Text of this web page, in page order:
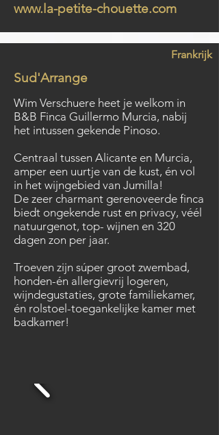
www.la-petite-chouette.com
Frankrijk
Sud'Arrange
Wim Verschuere heet je welkom in
B&B Finca Guillermo Murcia, nabij
het intussen gekende Pinoso.
Centraal tussen Alicante en Murcia,
amper een uurtje van de kust, én vol
in het wijngebied van Jumilla!
De zeer charmant gerenoveerde finca
biedt ongekende rust en privacy, véél
natuurgenot, top- wijnen en 320
dagen zon per jaar.
Troeven zijn súper groot zwembad,
honden-én allergievrij logeren,
wijndegustaties, grote familiekamer,
én rolstoel-toegankelijke kamer met
badkamer!